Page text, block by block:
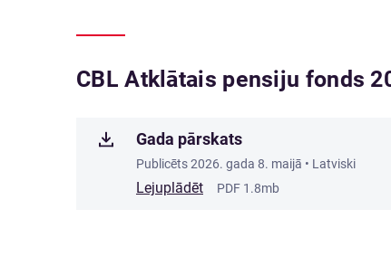
CBL Atklātais pensiju fonds
Gada pārskats
Publicēts2026. gada 8. maijā • Latviski
Lejuplādēt PDF 1.8mb